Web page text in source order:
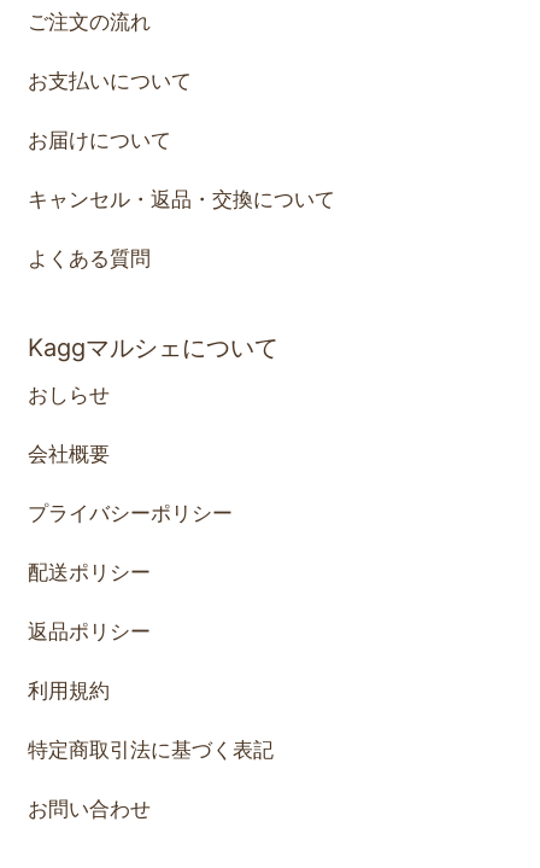
ご注文の流れ
お支払いについて
お届けについて
キャンセル・返品・交換について
よくある質問
Kaggマルシェについて
おしらせ
会社概要
プライバシーポリシー
配送ポリシー
返品ポリシー
利用規約
特定商取引法に基づく表記
お問い合わせ